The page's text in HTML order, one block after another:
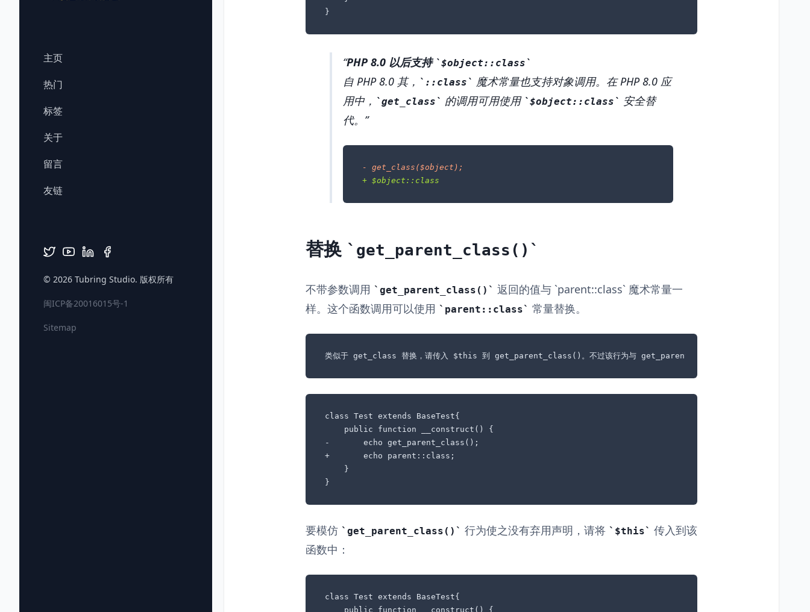
主页
热门
标签
关于
留言
友链
© 2026 Tubring Studio. 版权所有
闽ICP备20016015号-1
Sitemap
}
PHP 8.0 以后支持 $object::class
自 PHP 8.0 其， ::class
魔术常量也支持对象调用。在 PHP 8.0 应
用中，
get_class 的调用可用使用 $object::class
安全替
代。
- get_class($object);
+ $object::class
替换 get_parent_class()
不带参数调用 get_parent_class()
返回的值与 `parent::class` 魔术常量一
样。这个函数调用可以使用
parent::class 常量替换。
类似于 get_class 替换，请传入 $this 到 get_parent_class()。不过该行为与 get_parent_class 不同，因为如果没有父
class Test extends BaseTest{
    public function __construct() {
-       echo get_parent_class();
+       echo parent::class;
    }
}
要模仿 get_parent_class() 行为使之没有弃用声明，请将 $this
传入到该
函数中：
class Test extends BaseTest{